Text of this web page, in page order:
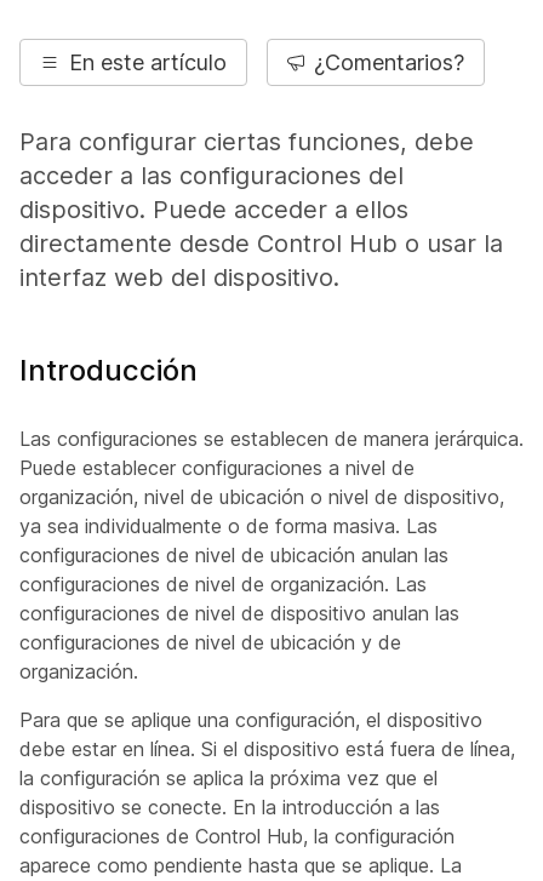
En este artículo ¿Comentarios?
Para configurar ciertas funciones, debe
acceder a las configuraciones del
dispositivo. Puede acceder a ellos
directamente desde Control Hub o usar la
interfaz web del dispositivo.
Introducción
Las configuraciones se establecen de manera jerárquica.
Puede establecer configuraciones a nivel de
organización, nivel de ubicación o nivel de dispositivo,
ya sea individualmente o de forma masiva. Las
configuraciones de nivel de ubicación anulan las
configuraciones de nivel de organización. Las
configuraciones de nivel de dispositivo anulan las
configuraciones de nivel de ubicación y de
organización.
Para que se aplique una configuración, el dispositivo
debe estar en línea. Si el dispositivo está fuera de línea,
la configuración se aplica la próxima vez que el
dispositivo se conecte. En la introducción a las
configuraciones de Control Hub, la configuración
aparece como pendiente hasta que se aplique. La